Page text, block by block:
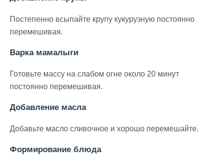
Постепенно всыпайте крупу кукурузную постоянно
перемешивая.
Варка мамалыги
Готовьте массу на слабом огне около 20 минут
постоянно перемешивая.
Добавление масла
Добавьте масло сливочное и хорошо перемешайте.
Формирование блюда